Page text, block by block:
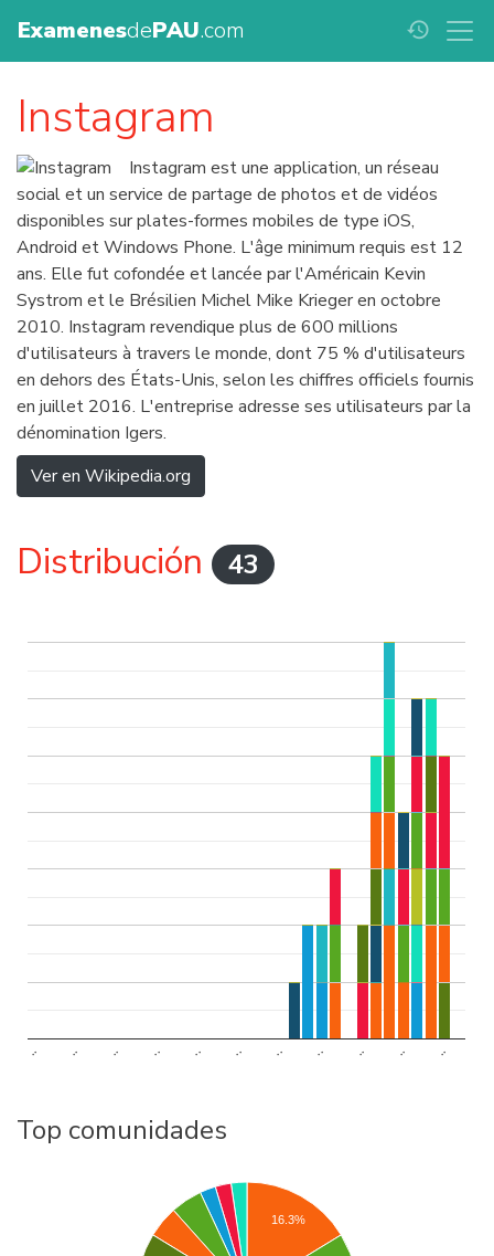
ExamenesdePAU.com history
Instagram
Instagram est une application, un réseau
social et un service de partage de photos et de vidéos
disponibles sur plates-formes mobiles de type iOS,
Android et Windows Phone. L'âge minimum requis est 12
ans. Elle fut cofondée et lancée par l'Américain Kevin
Systrom et le Brésilien Michel Mike Krieger en octobre
2010. Instagram revendique plus de 600 millions
d'utilisateurs à travers le monde, dont 75 % d'utilisateurs
en dehors des États-Unis, selon les chiffres officiels fournis
en juillet 2016. L'entreprise adresse ses utilisateurs par la
dénomination Igers.
Ver en Wikipedia.org
Distribución 43
.. .. .. .. .. .. .. .. .. .. ..
Top comunidades
16.3%